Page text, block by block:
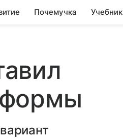
Почемучка Учебник
формы